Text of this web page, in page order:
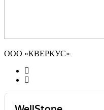
ООО «КВЕРКУС»